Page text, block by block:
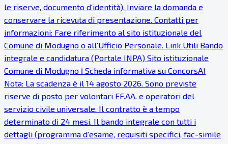
le riserve, documento d'identità). Inviare la domanda e
conservare la ricevuta di presentazione. Contatti per
informazioni: Fare riferimento al sito istituzionale del
Comune di Modugno o all'Ufficio Personale. Link Utili Bando
integrale e candidatura (Portale INPA) Sito istituzionale
Comune di Modugno ℹ Scheda informativa su ConcorsAI
Nota: La scadenza è il 14 agosto 2026. Sono previste
riserve di posto per volontari FF.AA. e operatori del
servizio civile universale. Il contratto è a tempo
determinato di 24 mesi. Il bando integrale con tutti i
dettagli (programma d'esame, requisiti specifici, fac-simile